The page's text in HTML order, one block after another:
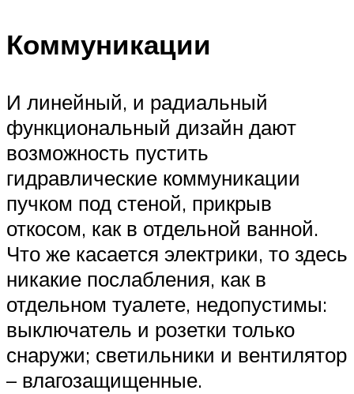
Коммуникации
И линейный, и радиальный
функциональный дизайн дают
возможность пустить
гидравлические коммуникации
пучком под стеной, прикрыв
откосом, как в отдельной ванной.
Что же касается электрики, то здесь
никакие послабления, как в
отдельном туалете, недопустимы:
выключатель и розетки только
снаружи; светильники и вентилятор
– влагозащищенные.